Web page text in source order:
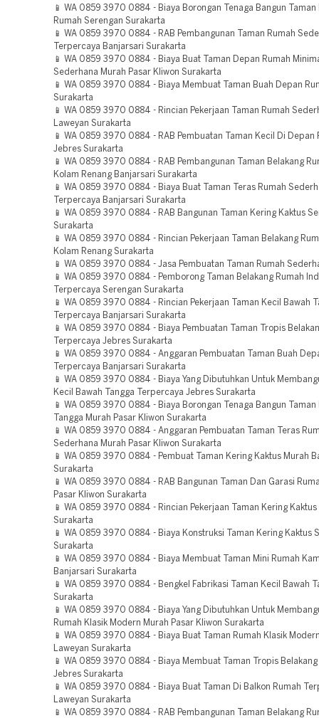
📱 WA 0859 3970 0884 - Biaya Borongan Tenaga Bangun Taman
Rumah Serengan Surakarta
📱 WA 0859 3970 0884 - RAB Pembangunan Taman Rumah
Terpercaya Banjarsari Surakarta
📱 WA 0859 3970 0884 - Biaya Buat Taman Depan Rumah
Sederhana Murah Pasar Kliwon Surakarta
📱 WA 0859 3970 0884 - Biaya Membuat Taman Buah Depan
Surakarta
📱 WA 0859 3970 0884 - Rincian Pekerjaan Taman Rumah
Laweyan Surakarta
📱 WA 0859 3970 0884 - RAB Pembuatan Taman Kecil Di Depan
Jebres Surakarta
📱 WA 0859 3970 0884 - RAB Pembangunan Taman Belakang
Kolam Renang Banjarsari Surakarta
📱 WA 0859 3970 0884 - Biaya Buat Taman Teras Rumah
Terpercaya Banjarsari Surakarta
📱 WA 0859 3970 0884 - RAB Bangunan Taman Kering Kaktus
Surakarta
📱 WA 0859 3970 0884 - Rincian Pekerjaan Taman Belakang
Kolam Renang Surakarta
📱 WA 0859 3970 0884 - Jasa Pembuatan Taman Rumah
📱 WA 0859 3970 0884 - Pemborong Taman Belakang Rumah
Terpercaya Serengan Surakarta
📱 WA 0859 3970 0884 - Rincian Pekerjaan Taman Kecil Bawah
Terpercaya Banjarsari Surakarta
📱 WA 0859 3970 0884 - Biaya Pembuatan Taman Tropis
Terpercaya Jebres Surakarta
📱 WA 0859 3970 0884 - Anggaran Pembuatan Taman Buah
Terpercaya Banjarsari Surakarta
📱 WA 0859 3970 0884 - Biaya Yang Dibutuhkan Untuk
Kecil Bawah Tangga Terpercaya Jebres Surakarta
📱 WA 0859 3970 0884 - Biaya Borongan Tenaga Bangun Taman
Tangga Murah Pasar Kliwon Surakarta
📱 WA 0859 3970 0884 - Anggaran Pembuatan Taman Teras
Sederhana Murah Pasar Kliwon Surakarta
📱 WA 0859 3970 0884 - Pembuat Taman Kering Kaktus Murah
Surakarta
📱 WA 0859 3970 0884 - RAB Bangunan Taman Dan Garasi
Pasar Kliwon Surakarta
📱 WA 0859 3970 0884 - Rincian Pekerjaan Taman Kering Kaktus
Surakarta
📱 WA 0859 3970 0884 - Biaya Konstruksi Taman Kering Kaktus
Surakarta
📱 WA 0859 3970 0884 - Biaya Membuat Taman Mini Rumah
Banjarsari Surakarta
📱 WA 0859 3970 0884 - Bengkel Fabrikasi Taman Kecil Bawah
Surakarta
📱 WA 0859 3970 0884 - Biaya Yang Dibutuhkan Untuk
Rumah Klasik Modern Murah Pasar Kliwon Surakarta
📱 WA 0859 3970 0884 - Biaya Buat Taman Rumah Klasik
Laweyan Surakarta
📱 WA 0859 3970 0884 - Biaya Membuat Taman Tropis Belakang
Jebres Surakarta
📱 WA 0859 3970 0884 - Biaya Buat Taman Di Balkon Rumah
Laweyan Surakarta
📱 WA 0859 3970 0884 - RAB Pembangunan Taman Belakang